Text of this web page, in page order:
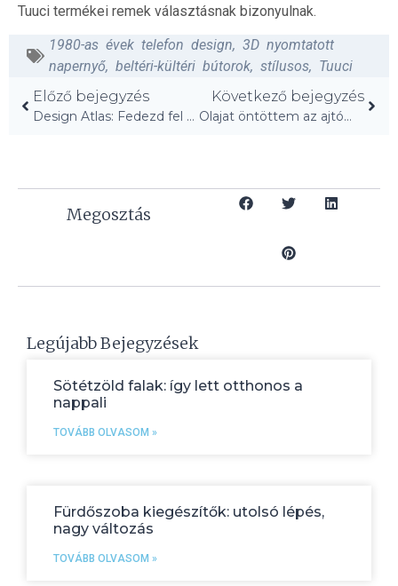
Tuuci termékei remek választásnak bizonyulnak.
1980-as évek telefon design, 3D nyomtatott
napernyő, beltéri-kültéri bútorok, stílusos, Tuuci
Előző bejegyzés
Design Atlas: Fedezd fel a kreatív világ határait!
Következő bejegyzés
Olajat öntöttem az ajtóm elé – ezt nem vártam!
Megosztás
Legújabb Bejegyzések
Sötétzöld falak: így lett otthonos a
nappali
TOVÁBB OLVASOM »
Fürdőszoba kiegészítők: utolsó lépés,
nagy változás
TOVÁBB OLVASOM »